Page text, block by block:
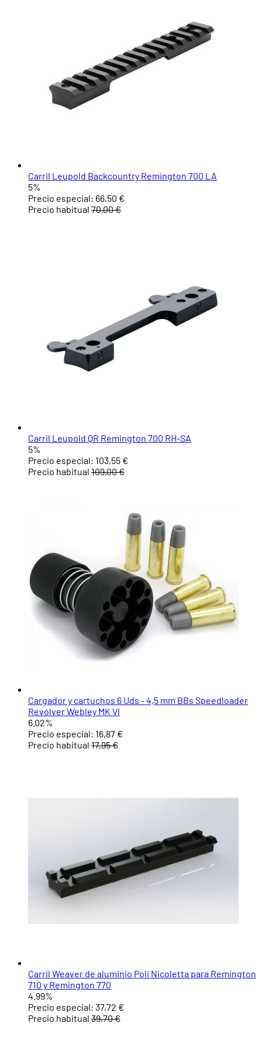
Carril Leupold Backcountry Remington 700 LA
5%
Precio especial: 66,50 €
Precio habitual 70,00 €
Carril Leupold QR Remington 700 RH-SA
5%
Precio especial: 103,55 €
Precio habitual 109,00 €
Cargador y cartuchos 6 Uds - 4,5 mm BBs Speedloader
Revólver Webley MK VI
6.02%
Precio especial: 16,87 €
Precio habitual 17,95 €
Carril Weaver de aluminio Poli Nicoletta para Remington
710 y Remington 770
4.99%
Precio especial: 37,72 €
Precio habitual 39,70 €